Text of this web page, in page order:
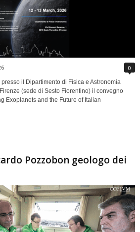
0
presso il Dipartimento di Fisica e Astronomia
(sede di Sesto Fiorentino) il convegno
Exoplanets and the Future of Italian
Pozzobon geologo dei